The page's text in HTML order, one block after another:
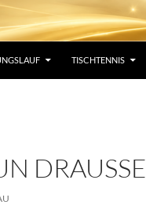
TISCHTENNIS
DRAUSSEN